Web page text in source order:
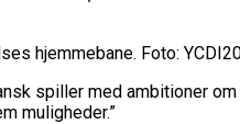
hjemmebane. Foto:
spiller med ambitioner
muligheder.”